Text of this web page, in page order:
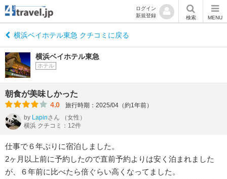
ログイン
新規登録
検索 MENU
横浜ベイホテル東急 クチコミに戻る
横浜ベイホテル東急
ホテル
朝食が美味しかった
4.0
旅行時期：2025/04（約1年前）
by Lapinさん
（女性）
横浜 クチコミ：12件
仕事で６年ぶりに宿泊しました。
2ヶ月以上前に予約したので直前予約よりは安く泊まれました
が、６年前に比べたら倍ぐらい高くなってました。